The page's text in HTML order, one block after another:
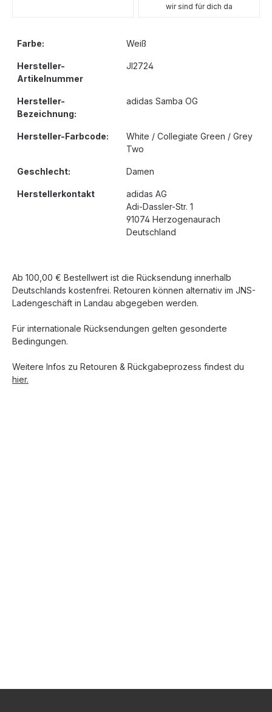
wir sind für dich da
Farbe: Weiß
Hersteller-
Artikelnummer
JI2724
Hersteller-
Bezeichnung:
adidas Samba OG
Hersteller-Farbcode:
White / Collegiate Green / Grey
Two
Geschlecht: Damen
Herstellerkontakt
adidas AG
Adi-Dassler-Str. 1
91074 Herzogenaurach
Deutschland
Ab 100,00 € Bestellwert ist die Rücksendung innerhalb
Deutschlands kostenfrei. Retouren können alternativ im JNS-
Ladengeschäft in Landau abgegeben werden.
Für internationale Rücksendungen gelten gesonderte
Bedingungen.
Weitere Infos zu Retouren & Rückgabeprozess findest du
hier.